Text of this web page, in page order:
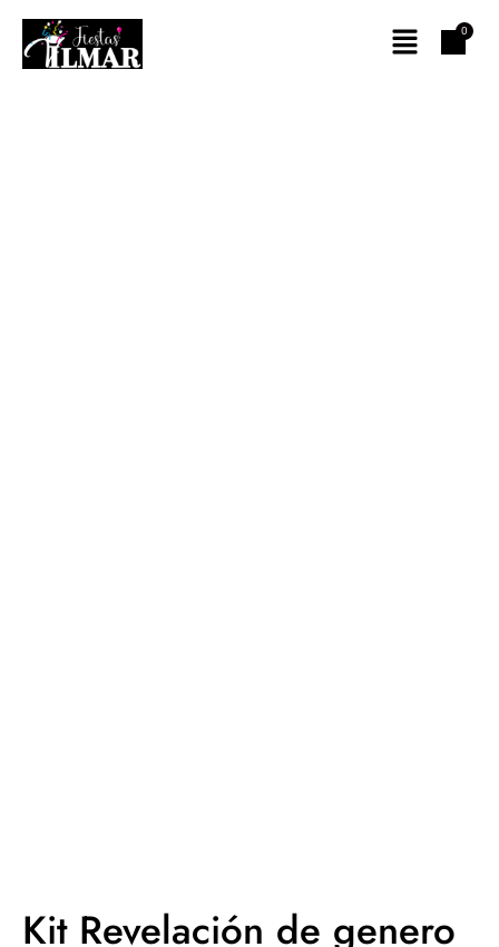
Kit Revelación de genero